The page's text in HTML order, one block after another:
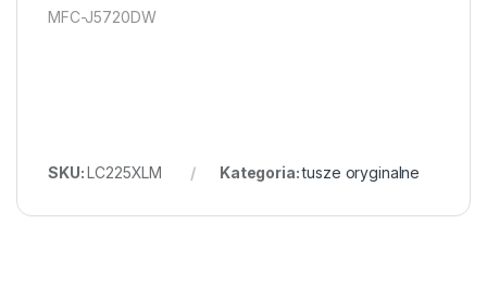
MFC-J5720DW
SKU:LC225XLM Kategoria:tusze oryginalne